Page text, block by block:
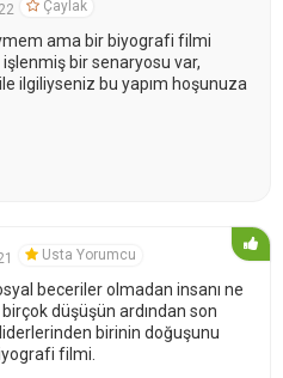
Çaylak
ama bir biyografi filmi
bir senaryosu var,
ilgiliyseniz bu yapım hoşunuza
Usta Yorumcu
beceriler olmadan insanı ne
düşüşün ardından son
birinin doğuşunu
filmi.